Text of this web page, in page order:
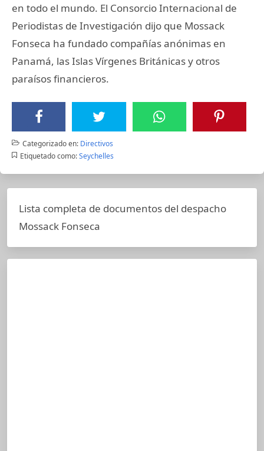
en todo el mundo. El Consorcio Internacional de
Periodistas de Investigación dijo que Mossack
Fonseca ha fundado compañías anónimas en
Panamá, las Islas Vírgenes Británicas y otros
paraísos financieros.
Categorizado en: Directivos
Etiquetado como: Seychelles
Lista completa de documentos del despacho
Mossack Fonseca